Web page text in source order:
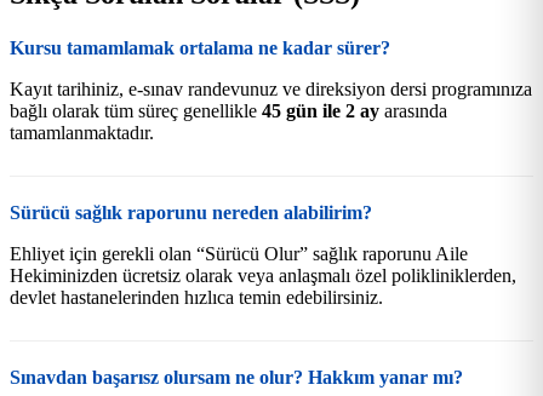
Kursu tamamlamak ortalama ne kadar sürer?
Kayıt tarihiniz, e-sınav randevunuz ve direksiyon dersi programınıza
bağlı olarak tüm süreç genellikle 45 gün ile 2 ay arasında
tamamlanmaktadır.
Sürücü sağlık raporunu nereden alabilirim?
Ehliyet için gerekli olan “Sürücü Olur” sağlık raporunu Aile
Hekiminizden ücretsiz olarak veya anlaşmalı özel polikliniklerden,
devlet hastanelerinden hızlıca temin edebilirsiniz.
Sınavdan başarısz olursam ne olur? Hakkım yanar mı?